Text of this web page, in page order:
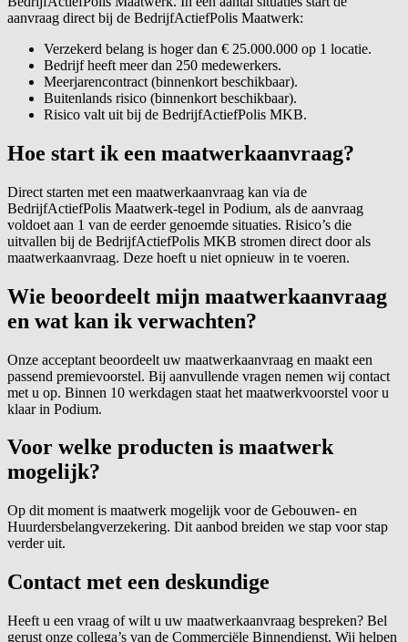
aanvraag direct bij de BedrijfActiefPolis Maatwerk:
Verzekerd belang is hoger dan € 25.000.000 op 1 locatie.
Bedrijf heeft meer dan 250 medewerkers.
Meerjarencontract (binnenkort beschikbaar).
Buitenlands risico (binnenkort beschikbaar).
Risico valt uit bij de BedrijfActiefPolis MKB.
Hoe start ik een maatwerkaanvraag?
Direct starten met een maatwerkaanvraag kan via de
BedrijfActiefPolis Maatwerk-tegel in Podium, als de aanvraag
voldoet aan 1 van de eerder genoemde situaties. Risico’s die
uitvallen bij de BedrijfActiefPolis MKB stromen direct door als
maatwerkaanvraag. Deze hoeft u niet opnieuw in te voeren.
Wie beoordeelt mijn maatwerkaanvraag
en wat kan ik verwachten?
Onze acceptant beoordeelt uw maatwerkaanvraag en maakt een
passend premievoorstel. Bij aanvullende vragen nemen wij contact
met u op. Binnen 10 werkdagen staat het maatwerkvoorstel voor u
klaar in Podium.
Voor welke producten is maatwerk
mogelijk?
Op dit moment is maatwerk mogelijk voor de Gebouwen- en
Huurdersbelangverzekering. Dit aanbod breiden we stap voor stap
verder uit.
Contact met een deskundige
Heeft u een vraag of wilt u uw maatwerkaanvraag bespreken? Bel
gerust onze collega’s van de Commerciële Binnendienst. Wij helpen